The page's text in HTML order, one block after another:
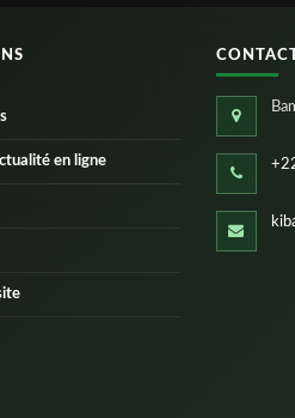
en ligne